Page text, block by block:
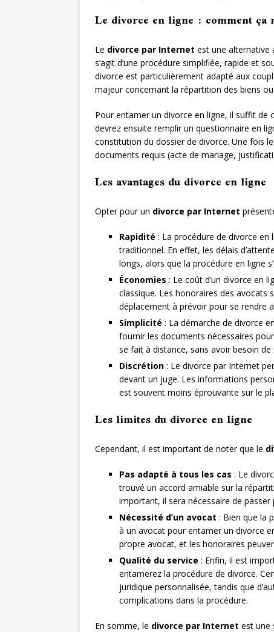
Le divorce en ligne : comment ça
Le divorce par Internet est une alternative
s’agit d’une procédure simplifiée, rapide et
divorce est particulièrement adapté aux
majeur concernant la répartition des biens
Pour entamer un divorce en ligne, il suffit de
devrez ensuite remplir un questionnaire en
constitution du dossier de divorce. Une fois
documents requis (acte de mariage,
Les avantages du divorce en ligne
Opter pour un divorce par Internet
Rapidité : La procédure de divorce en
traditionnel. En effet, les délais
longs, alors que la procédure en ligne
Économies : Le coût d’un divorce en
classique. Les honoraires des avocats
déplacement à prévoir pour se rendre
Simplicité : La démarche de divorce
fournir les documents nécessaires
se fait à distance, sans avoir besoin de
Discrétion : Le divorce par Internet
devant un juge. Les informations
est souvent moins éprouvante sur le
Les limites du divorce en ligne
Cependant, il est important de noter que le
Pas adapté à tous les cas : Le
trouvé un accord amiable sur la
important, il sera nécessaire de
Nécessité d’un avocat : Bien que la
à un avocat pour entamer un divorce
propre avocat, et les honoraires
Qualité du service : Enfin, il est
entamerez la procédure de divorce.
juridique personnalisée, tandis que
complications dans la procédure.
En somme, le divorce par Internet est une